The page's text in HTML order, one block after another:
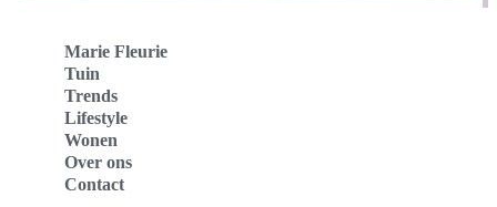
Marie Fleurie
Tuin
Trends
Lifestyle
Wonen
Over ons
Contact